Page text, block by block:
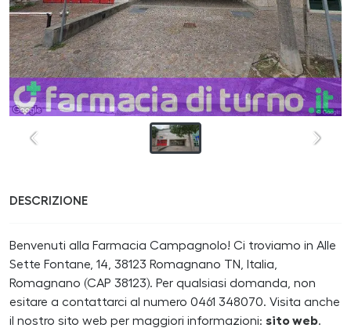
DESCRIZIONE
Benvenuti alla Farmacia Campagnolo! Ci troviamo in Alle
Sette Fontane, 14, 38123 Romagnano TN, Italia,
Romagnano (CAP 38123). Per qualsiasi domanda, non
esitare a contattarci al numero 0461 348070. Visita anche
il nostro sito web per maggiori informazioni: sito web.